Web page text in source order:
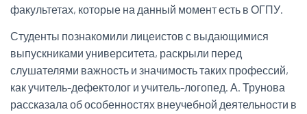
факультетах, которые на данный момент есть в ОГПУ.
Студенты познакомили лицеистов с выдающимися
выпускниками университета, раскрыли перед
слушателями важность и значимость таких профессий,
как учитель-дефектолог и учитель-логопед. А. Трунова
рассказала об особенностях внеучебной деятельности в